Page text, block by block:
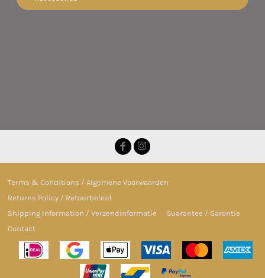
Terms & Conditions / Algemene Voorwaarden
Returns Policy / Retourbeleid
Shipping Information / Verzendinformatie
Guarantee / Garantie
Contact